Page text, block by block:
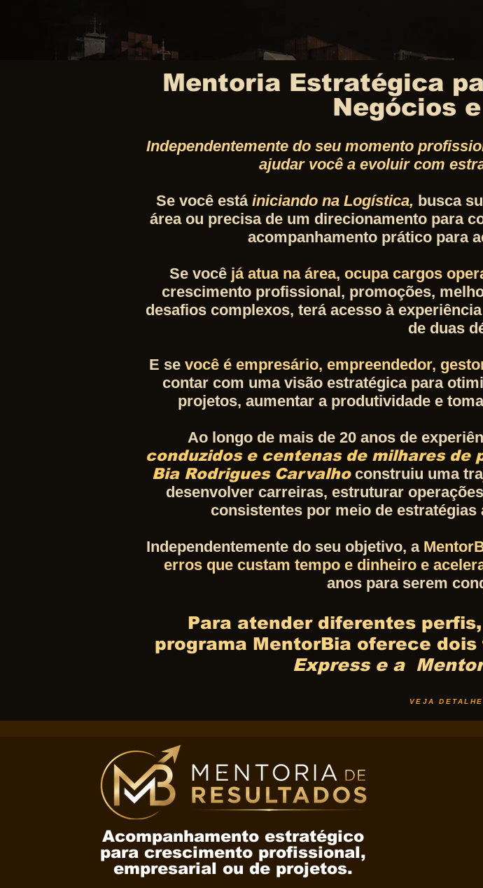
Mentoria Estratégica
Negócios
Independentemente do seu momento
ajudar você a evoluir com
Se você está iniciando na Logística, busca
área ou precisa de um direcionamento para
acompanhamento prático para
Se você já atua na área, ocupa cargos
crescimento profissional, promoções,
desafios complexos, terá acesso à
de duas
E se você é empresário, empreendedor,
contar com uma visão estratégica para
projetos, aumentar a produtividade e
Ao longo de mais de 20 anos de
conduzidos e centenas de milhares de
Bia Rodrigues Carvalho construiu uma
desenvolver carreiras, estruturar
consistentes por meio de
Independentemente do seu objetivo, a
erros que custam tempo e dinheiro e
anos para serem
Para atender diferentes
programa MentorBia oferece
Express e a
VEJA
Acompanhamento estratégico
para crescimento profissional,
empresarial ou de projetos.